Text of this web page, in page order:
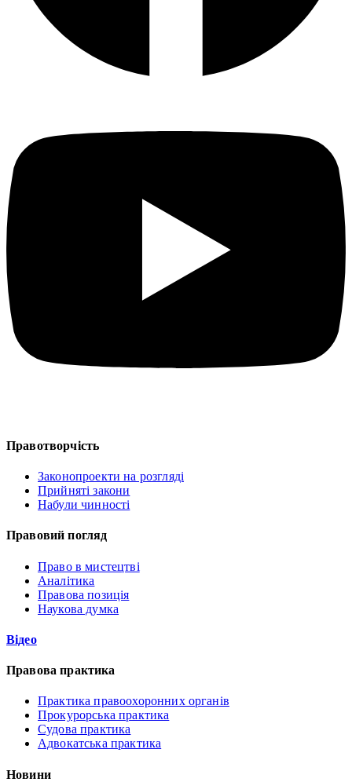
Правотворчість
Законопроекти на розгляді
Прийняті закони
Набули чинності
Правовий погляд
Право в мистецтві
Аналітика
Правова позиція
Наукова думка
Відео
Правова практика
Практика правоохоронних органів
Прокурорська практика
Судова практика
Адвокатська практика
Новини